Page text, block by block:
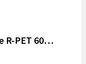
Sac de sport et de voyage R-PET 600D Nevada 53 x 27 x 30 cm 35 L